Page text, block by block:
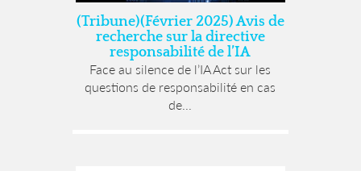
(Tribune)(Février 2025) Avis de
recherche sur la directive
responsabilité de l’IA
Face au silence de l’IA Act sur les
questions de responsabilité en cas
de...